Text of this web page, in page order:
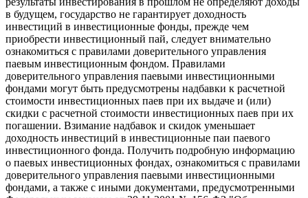
в будущем, государство не гарантирует доходность
инвестиций в инвестиционные фонды, прежде чем
приобрести инвестиционный пай, следует внимательно
ознакомиться с правилами доверительного управления
паевым инвестиционным фондом. Правилами
доверительного управления паевыми инвестиционными
фондами могут быть предусмотрены надбавки к расчетной
стоимости инвестиционных паев при их выдаче и (или)
скидки с расчетной стоимости инвестиционных паев при их
погашении. Взимание надбавок и скидок уменьшает
доходность инвестиций в инвестиционные паи паевого
инвестиционного фонда. Получить подробную информацию
о паевых инвестиционных фондах, ознакомиться с правилами
доверительного управления паевыми инвестиционными
фондами, а также с иными документами, предусмотренными